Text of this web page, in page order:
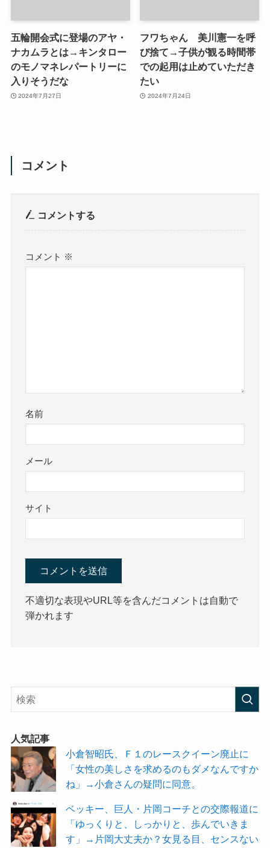
五輪開会式に登場のアヤ・
ナカムラとは→キンタロー
のモノマネレパートリーに
入りそうだな
2024年7月27日
フワちゃん 美川憲一を呼
び捨て→子供が観る時間帯
での起用は止めていただき
たい
2024年7月24日
コメント
コメントする
コメント ※
名前
メール
サイト
不適切な表現やURL等を含んだコメントは自動で
弾かれます
人気記事
小倉智昭氏、Ｆ１のレースクイーン廃止に
「女性の美しさを求めるのもダメなんですか
ね」→小倉さんの疑問に同意。
ベッキー、巨人・片岡コーチとの交際報道に
「ゆっくりと、しっかりと、歩んでいきま
す」→片岡大丈夫か？女見る目、センスない